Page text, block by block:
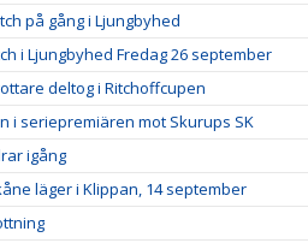
på gång i Ljungbyhed
i Ljungbyhed Fredag 26 september
deltog i Ritchoffcupen
i seriepremiären mot Skurups SK
igång
läger i Klippan, 14 september